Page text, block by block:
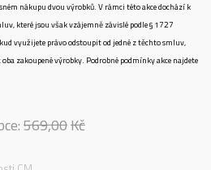
nákupu dvou výrobků. V rámci této akce dochází k
které jsou však vzájemně závislé podle § 1727
využijete právo odstoupit od jedné z těchto smluv,
zakoupené výrobky. Podrobné podmínky akce najdete
569,00Kč